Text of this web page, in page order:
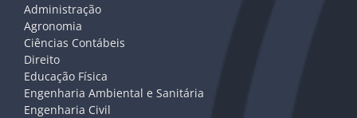
Administração
Agronomia
Ciências Contábeis
Direito
Educação Física
Engenharia Ambiental e Sanitária
Engenharia Civil